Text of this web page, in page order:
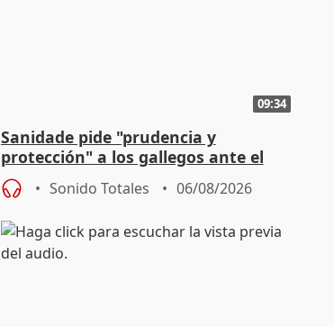
09:34
Sanidade pide "prudencia y
protección" a los gallegos ante el
eclipse del 12 de agosto
Sonido Totales 06/08/2026